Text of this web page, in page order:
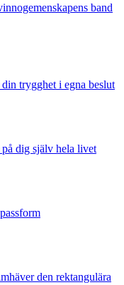
band
trygghet i egna beslut
dig själv hela livet
den rektangulära